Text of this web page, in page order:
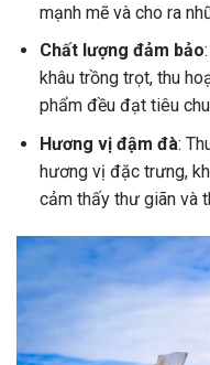
mạnh mẽ và cho ra
Chất lượng đảm bảo
khâu trồng trọt, thu
phẩm đều đạt tiêu
Hương vị đậm đà:
hương vị đặc trưng,
cảm thấy thư giãn và